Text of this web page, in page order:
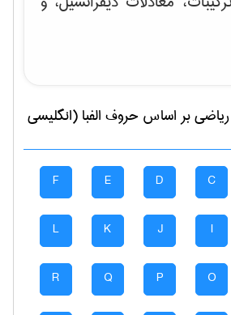
رياضیبر اساس حروف الفبا (انگلیسی
C
D
E
F
I
J
K
L
O
P
Q
R